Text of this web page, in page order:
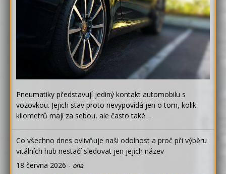
Pneumatiky představují jediný kontakt automobilu s
vozovkou. Jejich stav proto nevypovídá jen o tom, kolik
kilometrů mají za sebou, ale často také…
Co všechno dnes ovlivňuje naši odolnost a proč při výběru
vitálních hub nestačí sledovat jen jejich název
18 června 2026 - ona